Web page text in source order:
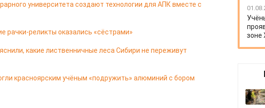
университета создают технологии для АПК вместе с
рачки-реликты оказались «сёстрами»
какие лиственничные леса Сибири не переживут
красноярским учёным «подружить» алюминий с бором
зоне